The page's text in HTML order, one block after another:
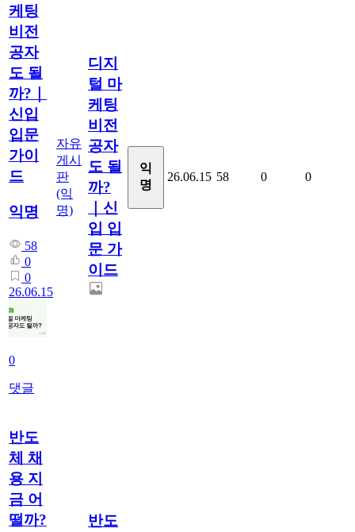
케팅
비전
공자
도 될
까?｜
신입
입문
가이
드
익명
58
0
0
26.06.15
0
댓글
자유
게시
판
(익
명)
디지
털 마
케팅
비전
공자
도 될
까?
｜신
입 입
문 가
이드
익
명
26.06.15 58 0 0
반도
체 채
용 지
금 어
떨까?
반도